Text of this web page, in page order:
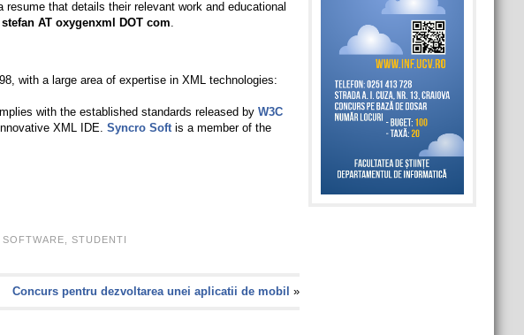
that details their relevant work and educational
stefan AT oxygenxml DOT com.
with a large area of expertise in XML technologies:
with the established standards released by W3C
XML IDE. Syncro Softis a member of the
SOFTWARE STUDENTI
Concurs pentru dezvoltarea unei aplicatii de mobil »